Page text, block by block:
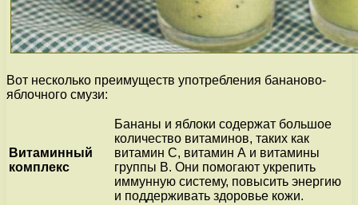
Вот несколько преимуществ употребления бананово-
яблочного смузи:
Витаминный
комплекс
Бананы и яблоки содержат большое
количество витаминов, таких как
витамин С, витамин А и витамины
группы B. Они помогают укрепить
иммунную систему, повысить энергию
и поддерживать здоровье кожи.